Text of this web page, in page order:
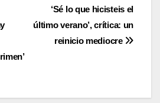
‘Sé lo que hicisteis el
último verano’, crítica: un
reinicio mediocre